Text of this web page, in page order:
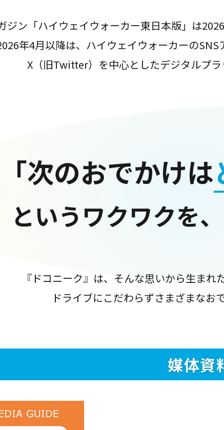
ジン「ハイウェイウォーカー東日本版」は
年4月以降は、ハイウェイウォーカーの
X（旧Twitter）を中心としたデジタルプ
「次のおでかけは
というワクワクを
『ドコニーク』は、そんな思いから生ま
ドライブにこだわらずさまざまなお
媒体資